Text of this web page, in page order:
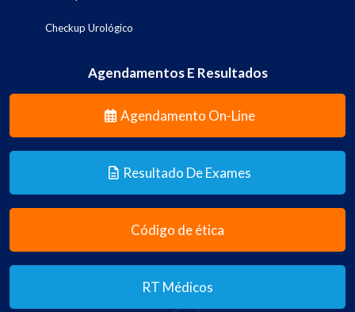
Checkup Urológico
Agendamentos E Resultados
Agendamento On-Line
Resultado De Exames
Código de ética
RT Médicos